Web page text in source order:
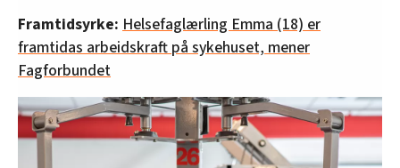
Framtidsyrke: Helsefaglærling Emma (18) er
framtidas arbeidskraft på sykehuset, mener
Fagforbundet